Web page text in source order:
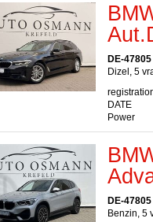
DE-
Dizel, 5
DATE
Power
DE-
Benzin, 5